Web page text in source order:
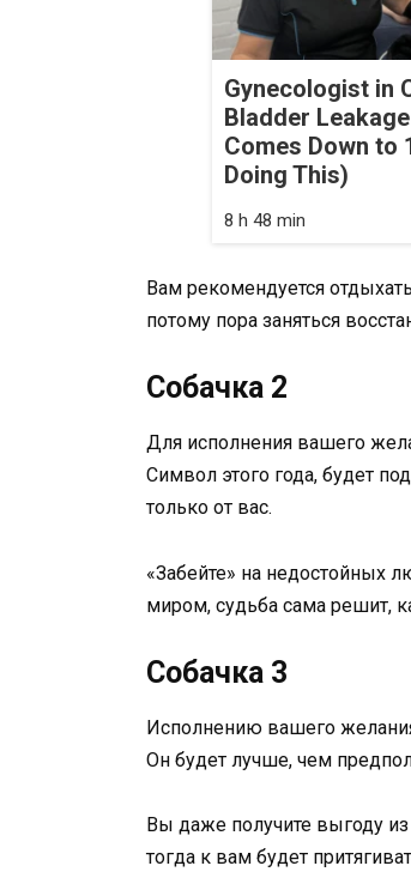
Gynecologist in
Bladder
Comes Down to
Doing This)
8 h 48 min
Вам рекомендуется
потому пора заняться
Собачка 2
Для исполнения вашего
Символ этого года, будет
только от вас.
«Забейте» на недостойных
миром, судьба сама решит,
Собачка 3
Исполнению вашего
Он будет лучше, чем
Вы даже получите выгоду
тогда к вам будет